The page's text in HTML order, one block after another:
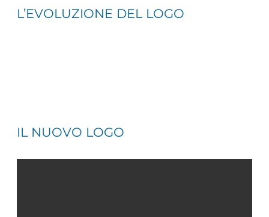
L’EVOLUZIONE DEL LOGO
IL NUOVO LOGO